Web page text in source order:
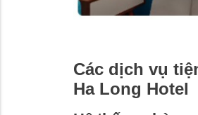
Các dịch vụ
Ha Long Hotel